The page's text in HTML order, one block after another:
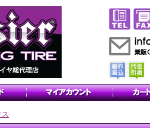
ス